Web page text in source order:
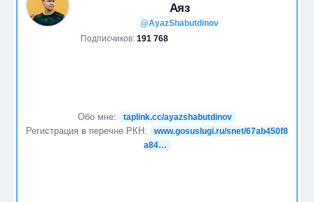
Аяз
@AyazShabutdinov
Подписчиков: 191 768
Обо мне: taplink.cc/ayazshabutdinov
Регистрация в перечне РКН:
www.gosuslugi.ru/snet/67ab450f8
a84…